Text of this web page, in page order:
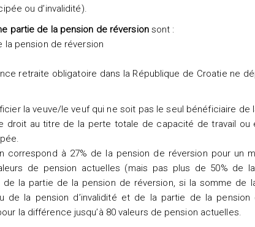
ou d’invalidité).
partie de la pension de réversionsont :
pension de réversion
retraite obligatoire dans la République de Croatie ne
la veuve/le veuf qui ne soit pas le seul bénéficiaire de
au titre de la perte totale de capacité de travail ou
correspond à 27% de la pension de réversion pour un
de pension actuelles (mais pas plus de 50% de
la partie de la pension de réversion, si la somme de
de la pension d’invalidité et de la partie de la pension
la différence jusqu’à 80 valeurs de pension actuelles.